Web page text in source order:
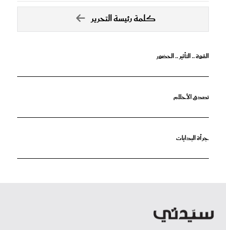
كلمة رئيسة التحرير
القوة .. التأثير .. الحضور
تصدق الأحلام
جرأة البدايات